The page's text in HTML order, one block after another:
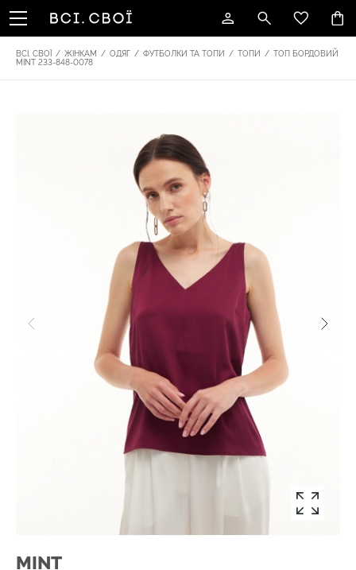
ВСІ. СВОЇ / ЖІНКАМ / ОДЯГ / ФУТБОЛКИ ТА ТОПИ / ТОПИ / ТОП БОРДОВИЙ
MINT 233-848-0078
MINT